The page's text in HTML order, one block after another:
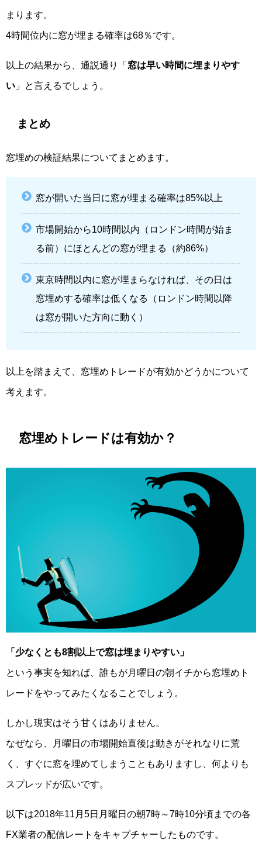
まります。
4時間位内に窓が埋まる確率は68％です。
以上の結果から、通説通り「 窓は早い時間に埋まりやす
い 」と言えるでしょう。
まとめ
窓埋めの検証結果についてまとめます。
窓が開いた当日に窓が埋まる確率は85%以上
市場開始から10時間以内（ロンドン時間が始ま
る前）にほとんどの窓が埋まる（約86%）
東京時間以内に窓が埋まらなければ、その日は
窓埋めする確率は低くなる（ロンドン時間以降
は窓が開いた方向に動く）
以上を踏まえて、窓埋めトレードが有効かどうかについて
考えます。
窓埋めトレードは有効か？
「少なくとも8割以上で窓は埋まりやすい」
という事実を知れば、誰もが月曜日の朝イチから窓埋めト
レードをやってみたくなることでしょう。
しかし現実はそう甘くはありません。
なぜなら、月曜日の市場開始直後は動きがそれなりに荒
く、すぐに窓を埋めてしまうこともありますし、何よりも
スプレッドが広いです。
以下は2018年11月5日月曜日の朝7時～7時10分頃までの各
FX業者の配信レートをキャプチャーしたものです。